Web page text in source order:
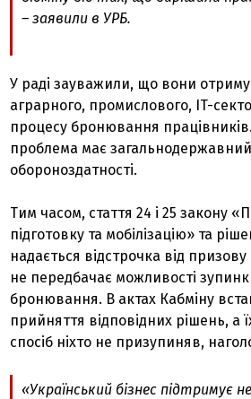
– заявили в УРБ.
У раді зауважили, що вони
аграрного, промислового, IT-
процесу бронювання
проблема має
обороноздатності.
Тим часом, стаття 24 і 25 закону
підготовку та мобілізацію» та
надається відстрочка від
не передбачає можливості
бронювання. В актах Кабміну
прийняття відповідних рішень, а
спосіб ніхто не призупиняв,
«Український бізнес підтримує